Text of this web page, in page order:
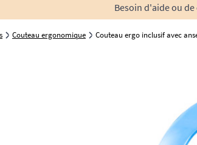
Besoin d'aide ou de
Couteau ergonomique Couteau ergo inclusif avec